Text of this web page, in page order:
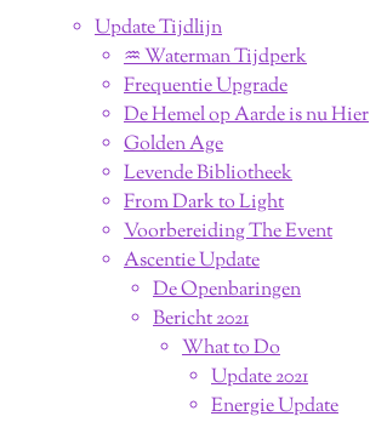
Update Tijdlijn
♒︎ Waterman Tijdperk
Frequentie Upgrade
De Hemel op Aarde is nu Hier
Golden Age
Levende Bibliotheek
From Dark to Light
Voorbereiding The Event
Ascentie Update
De Openbaringen
Bericht 2021
What to Do
Update 2021
Energie Update